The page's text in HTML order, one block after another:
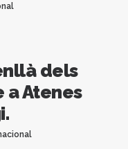
dels
a Atenes